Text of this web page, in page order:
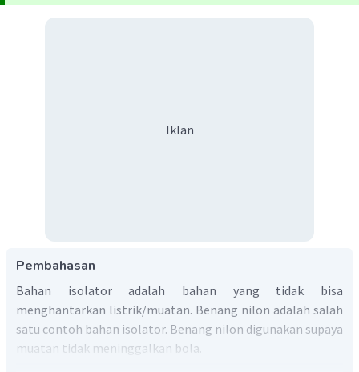
Iklan
Pembahasan
Bahan isolator adalah bahan yang tidak bisa
menghantarkan listrik/muatan. Benang nilon adalah salah
satu contoh bahan isolator. Benang nilon digunakan supaya
muatan tidak meninggalkan bola.